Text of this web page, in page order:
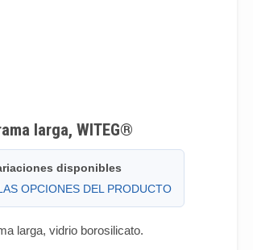
larga, WITEG®
disponibles
OPCIONES DEL PRODUCTO
larga, vidrio borosilicato.